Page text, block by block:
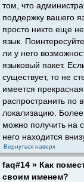
том, что
поддержку вашего
просто никто еще
язык.
ли у него
языковый пакет.
существует, то не
имеется
распространить по
локализацию.
можно получить на
него находится
Вернуться наверх
faq#14 » Как
своим именем?